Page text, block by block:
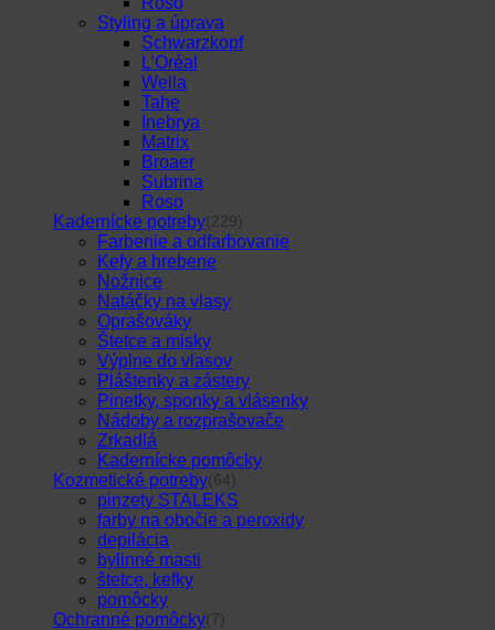
Styling a úprava
Schwarzkopf
L’Oréal
Wella
Tahe
Inebrya
Matrix
Broaer
Subrina
Roso
Kadernícke potreby(229)
Farbenie a odfarbovanie
Kefy a hrebene
Nožnice
Natáčky na vlasy
Oprašováky
Štetce a misky
Výplne do vlasov
Pláštenky a zástery
Pinetky, sponky a vlásenky
Nádoby a rozprašovače
Zrkadlá
Kadernícke pomôcky
Kozmetické potreby(64)
pinzety STALEKS
farby na obočie a peroxidy
depilácia
bylinné masti
štetce, kefky
pomôcky
Ochranné pomôcky(7)